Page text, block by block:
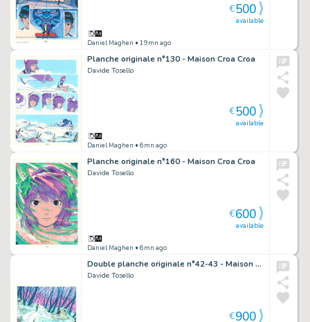
Daniel Maghen • 19mn ago
available
€500
Planche originale n°130 - Maison Croa Croa
Davide Tosello
Daniel Maghen • 6mn ago
available
€500
Planche originale n°160 - Maison Croa Croa
Davide Tosello
Daniel Maghen • 6mn ago
available
€600
Double planche originale n°42-43 - Maison Croa Croa
Davide Tosello
€900